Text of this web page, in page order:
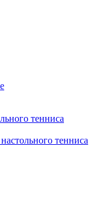
тенниса
тенниса